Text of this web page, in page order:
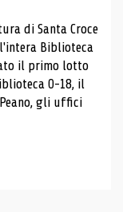
di Santa Croce
Biblioteca
il primo lotto
0-18, il
gli uffici